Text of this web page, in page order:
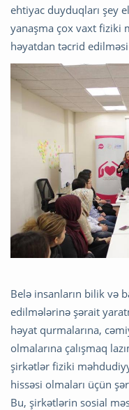
ehtiyac duyduqları şey
yanaşma çox vaxt fiziki
həyatdan təcrid
Belə insanların bilik və
edilmələrinə şərait
həyat qurmalarına,
olmalarına çalışmaq
şirkətlər fiziki
hissəsi olmaları üçün
Bu, şirkətlərin sosial